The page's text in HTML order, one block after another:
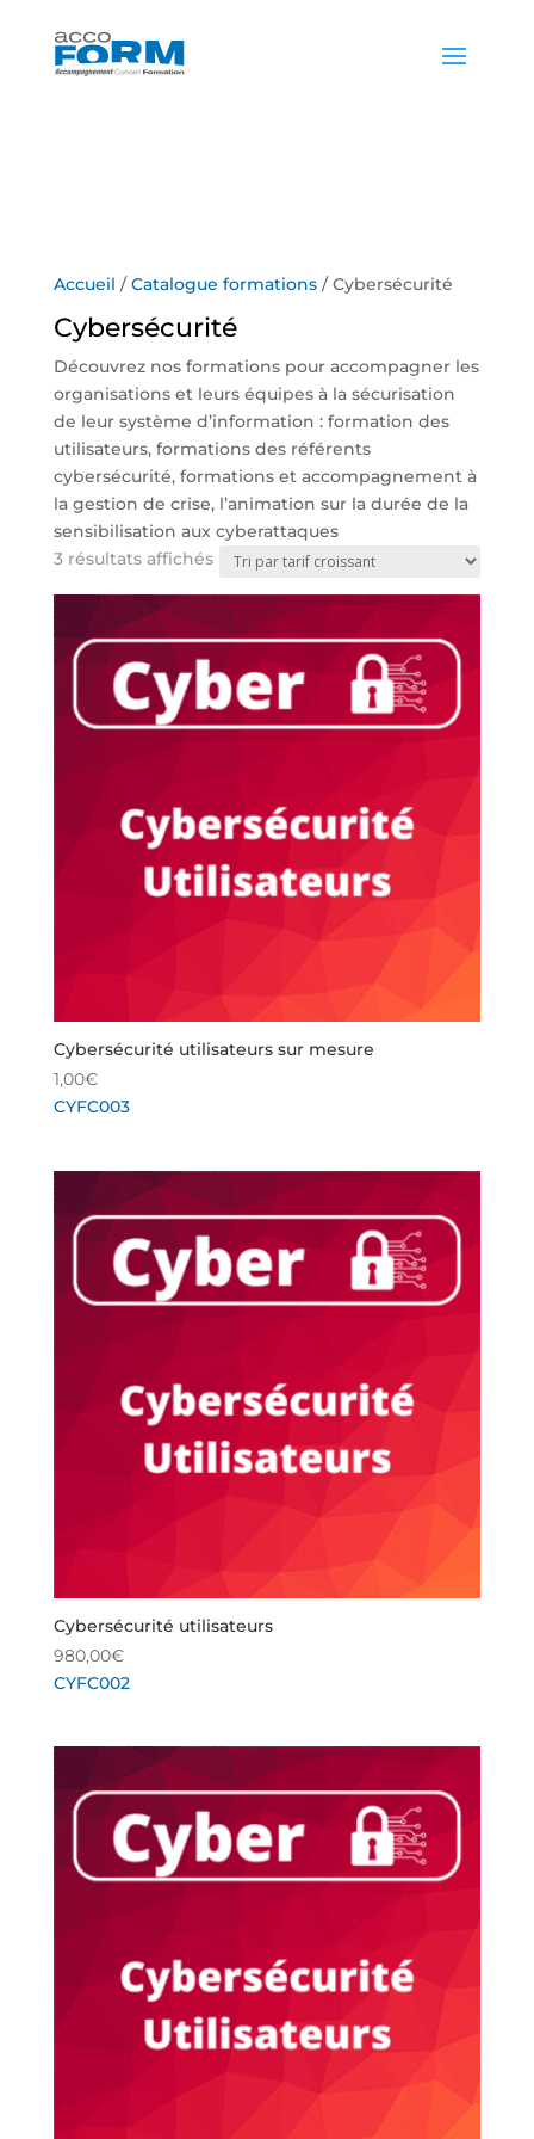
Accueil /Catalogue formations/ Cybersécurité
Cybersécurité
Découvrez nos formations pour accompagner les
organisations et leurs équipes à la sécurisation
de leur système d’information : formation des
utilisateurs, formations des référents
cybersécurité, formations et accompagnement à
la gestion de crise, l’animation sur la durée de la
sensibilisation aux cyberattaques
3 résultats affichésTrié
croissant
Cybersécurité utilisateurs sur mesure
1,00€
CYFC003
Cybersécurité utilisateurs
980,00€
CYFC002